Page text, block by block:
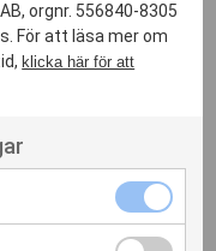
orgnr. 556840-8305
För att läsa mer om
klicka här för att